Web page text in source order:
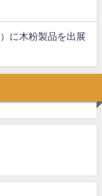
に木粉製品を出展